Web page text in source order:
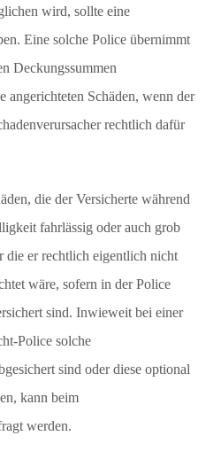
wird, sollte eine
Eine solche Police übernimmt
Deckungssummen
angerichteten Schäden, wenn der
rechtlich dafür
die der Versicherte während
fahrlässig oder auch grob
die er rechtlich eigentlich nicht
wäre, sofern in der Police
sind. Inwieweit bei einer
Police solche
sind oder diese optional
kann beim
werden.